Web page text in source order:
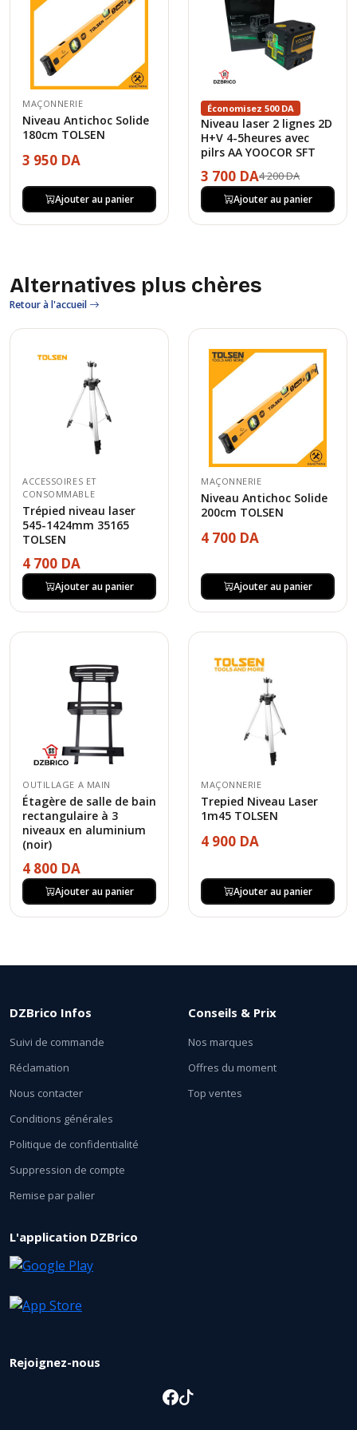
MAÇONNERIE
Niveau Antichoc Solide
180cm TOLSEN
3 950 DA
Ajouter au panier
Économisez 500 DA
Niveau laser 2 lignes 2D
H+V 4-5heures avec
pilrs AA YOOCOR SFT
3 700 DA4 200 DA
Ajouter au panier
Alternatives plus chères
Retour à l'accueil
ACCESSOIRES ET
CONSOMMABLE
Trépied niveau laser
545-1424mm 35165
TOLSEN
4 700 DA
Ajouter au panier
MAÇONNERIE
Niveau Antichoc Solide
200cm TOLSEN
4 700 DA
Ajouter au panier
OUTILLAGE A MAIN
Étagère de salle de bain
rectangulaire à 3
niveaux en aluminium
(noir)
4 800 DA
Ajouter au panier
MAÇONNERIE
Trepied Niveau Laser
1m45 TOLSEN
4 900 DA
Ajouter au panier
DZBrico Infos
Suivi de commande
Réclamation
Nous contacter
Conditions générales
Politique de confidentialité
Suppression de compte
Remise par palier
Conseils & Prix
Nos marques
Offres du moment
Top ventes
L'application DZBrico
Rejoignez-nous